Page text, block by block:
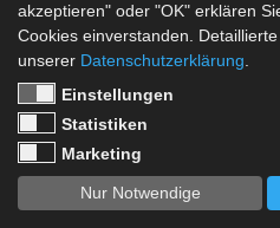
akzeptieren" oder "OK" erklären
Cookies einverstanden.
unserer Datenschutzerklärung
Einstellungen
Statistiken
Marketing
Nur Notwendige